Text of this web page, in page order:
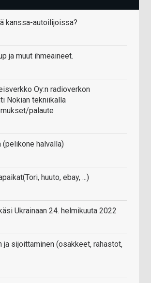
kanssa-autoilijoissa?
ja muut ihmeaineet.
Oy:n radioverkon
Nokian tekniikalla
palaute
(pelikone halvalla)
huuto, ebay, ...)
Ukrainaan 24. helmikuuta 2022
ja sijoittaminen (osakkeet, rahastot,